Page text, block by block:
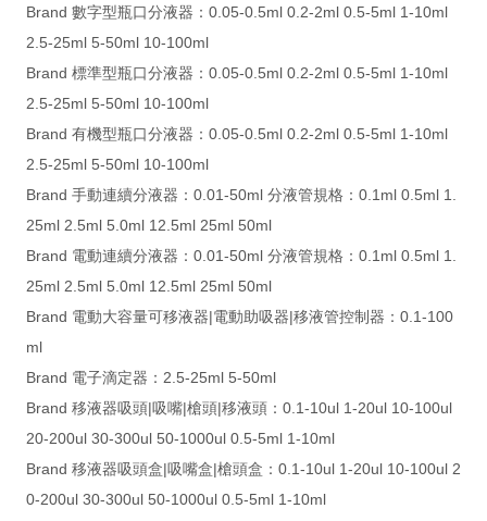
Brand 數字型瓶口分液器：0.05-0.5ml 0.2-2ml 0.5-5ml 1-10ml
2.5-25ml 5-50ml 10-100ml
Brand 標準型瓶口分液器：0.05-0.5ml 0.2-2ml 0.5-5ml 1-10ml
2.5-25ml 5-50ml 10-100ml
Brand 有機型瓶口分液器：0.05-0.5ml 0.2-2ml 0.5-5ml 1-10ml
2.5-25ml 5-50ml 10-100ml
Brand 手動連續分液器：0.01-50ml 分液管規格：0.1ml 0.5ml 1.
25ml 2.5ml 5.0ml 12.5ml 25ml 50ml
Brand 電動連續分液器：0.01-50ml 分液管規格：0.1ml 0.5ml 1.
25ml 2.5ml 5.0ml 12.5ml 25ml 50ml
Brand 電動大容量可移液器|電動助吸器|移液管控制器：0.1-100
ml
Brand 電子滴定器：2.5-25ml 5-50ml
Brand 移液器吸頭|吸嘴|槍頭|移液頭：0.1-10ul 1-20ul 10-100ul
20-200ul 30-300ul 50-1000ul 0.5-5ml 1-10ml
Brand 移液器吸頭盒|吸嘴盒|槍頭盒：0.1-10ul 1-20ul 10-100ul 2
0-200ul 30-300ul 50-1000ul 0.5-5ml 1-10ml